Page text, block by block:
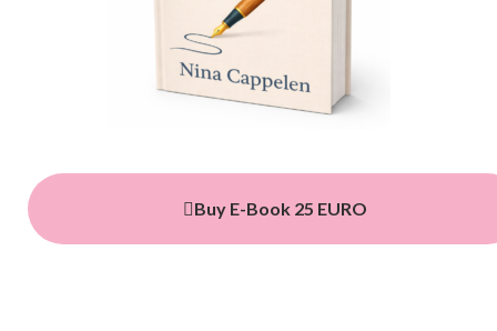
Buy E-Book 25 EURO